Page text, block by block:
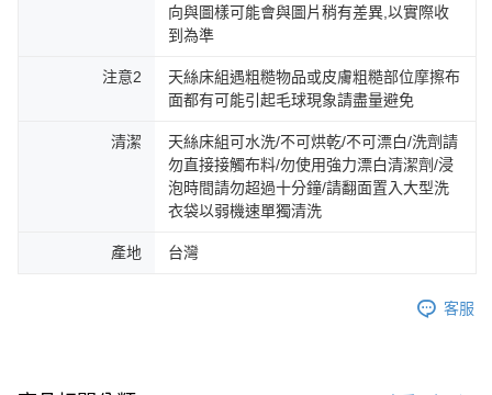
向與圖樣可能會與圖片稍有差異,以實際收
到為準
注意2
天絲床組遇粗糙物品或皮膚粗糙部位摩擦布
面都有可能引起毛球現象請盡量避免
清潔
天絲床組可水洗/不可烘乾/不可漂白/洗劑請
勿直接接觸布料/勿使用強力漂白清潔劑/浸
泡時間請勿超過十分鐘/請翻面置入大型洗
衣袋以弱機速單獨清洗
產地 台灣
客服